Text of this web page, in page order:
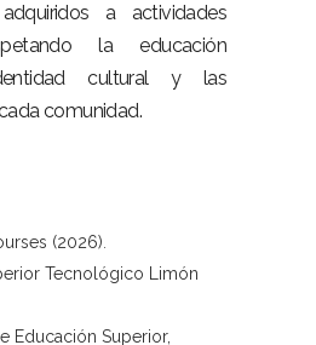
a actividades
la educación
cultural y las
comunidad.
(2026).
Tecnológico Limón
Educación Superior,